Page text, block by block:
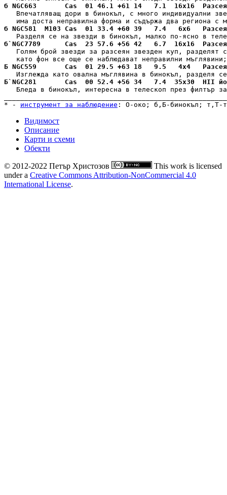
б NGC663       Cas  01 46.1 +61 14   7.1  16x16
Впечатляващ дори в бинокъл, с много индивидуални
б NGC581  M103 Cas  01 33.4 +60 39   7.4   6x6
б`NGC7789      Cas  23 57.6 +56 42   6.7  16x16
Голям брой звезди за разсеян звезден куп,
Б NGC559       Cas  01 29.5 +63 18   9.5   4x4
Б`NGC281       Cas  00 52.4 +56 34   7.4  35x30  HII
Бледа в бинокъл, интересна в телескоп през филтър
* - инструмент за наблюдение : О-око ; б,Б-бинокъл ; т,Т-
Видимост
Описание
Карти и схеми
Обекти
© 2012-2022 Петър Христозов
This work is licensed
under a Creative Commons Attribution-NonCommercial 4.0
International License.